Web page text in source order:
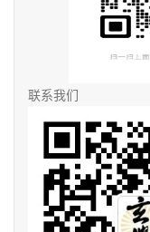
联系我们